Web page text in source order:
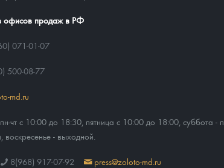
офисов продаж в РФ
071-01-07
500-08-77
md.ru
пн-чт с 10:00 до 18:30, пятница с 10:00 до 18:00, суббота -
воскресенье - выходной.
8(968) 917-07-92 press@zoloto-md.ru